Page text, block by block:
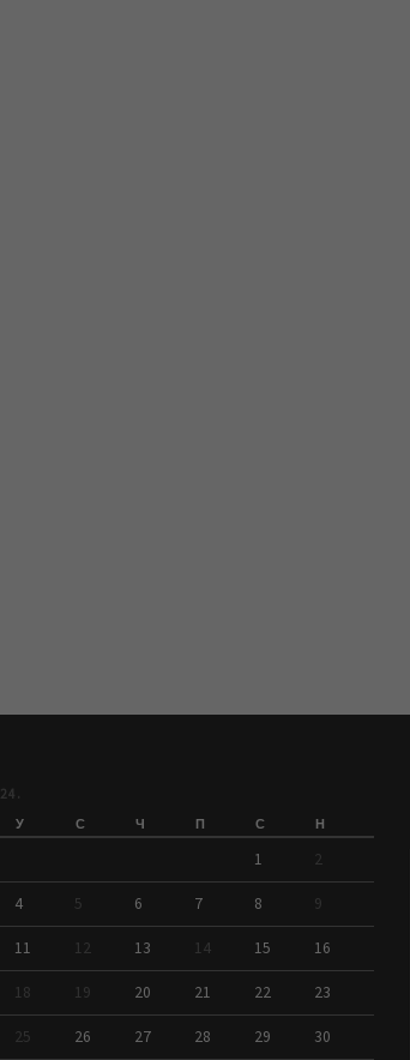
У С Ч П С Н
1 2
4 5 6 7 8 9
11 12 13 14 15 16
18 19 20 21 22 23
25 26 27 28 29 30